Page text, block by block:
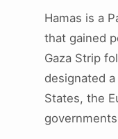
Hamas is a
that gained
Gaza Strip
designated
States, the